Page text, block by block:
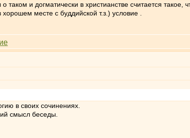
таком и догматически в христианстве считается
месте с буддийской т.з.) условие .
в своих сочинениях.
смысл беседы.